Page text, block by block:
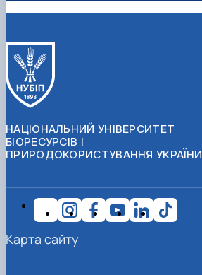
НАЦІОНАЛЬНИЙ УНІВЕРСИТЕТ
БІОРЕСУРСІВ І
ПРИРОДОКОРИСТУВАННЯ УКРАЇНИ
Карта сайту